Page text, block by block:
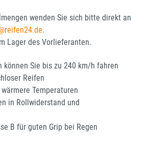
wenden Sie sich bitte direkt an
.
Lager des Vorlieferanten.
können Sie bis zu 240 km/h fahren
Reifen
Temperaturen
in Rollwiderstand und
B für guten Grip bei Regen